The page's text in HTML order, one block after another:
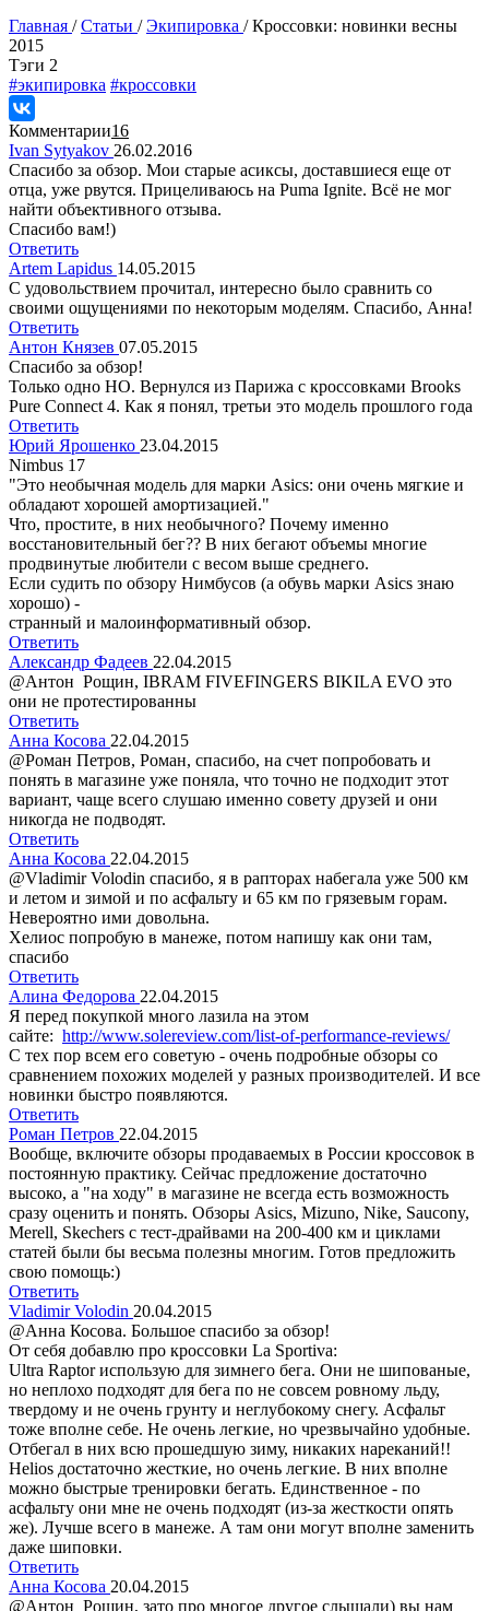
Главная /Статьи /Экипировка /Кроссовки: новинки весны
2015
Tэги 2
#экипировка #кроссовки
Комментарии16
Ivan Sytyakov 26.02.2016
Спасибо за обзор. Мои старые асиксы, доставшиеся еще от
отца, уже рвутся. Прицеливаюсь на Puma Ignite. Всё не мог
найти объективного отзыва.
Спасибо вам!)
Ответить
Artem Lapidus 14.05.2015
C удовольствием прочитал, интересно было сравнить со
своими ощущениями по некоторым моделям. Спасибо, Анна!
Ответить
Антон Князев 07.05.2015
Спасибо за обзор!
Только одно НО. Вернулся из Парижа с кроссовками Brooks
Pure Connect 4. Как я понял, третьи это модель прошлого года
Ответить
Юрий Ярошенко 23.04.2015
Nimbus 17
"Это необычная модель для марки Asiсs: они очень мягкие и
обладают хорошей амортизацией."
Что, простите, в них необычного? Почему именно
восстановительный бег?? В них бегают объемы многие
продвинутые любители с весом выше среднего.
Если судить по обзору Нимбусов (а обувь марки Asics знаю
хорошо) -
странный и малоинформативный обзор.
Ответить
Александр Фадеев 22.04.2015
@Антон Рощин, IBRAM FIVEFINGERS BIKILA EVO это
они не протестированны
Ответить
Анна Косова 22.04.2015
@Роман Петров, Роман, спасибо, на счет попробовать и
понять в магазине уже поняла, что точно не подходит этот
вариант, чаще всего слушаю именно совету друзей и они
никогда не подводят.
Ответить
Анна Косова 22.04.2015
@Vladimir Volodin спасибо, я в рапторах набегала уже 500 км
и летом и зимой и по асфальту и 65 км по грязевым горам.
Невероятно ими довольна.
Хелиос попробую в манеже, потом напишу как они там,
спасибо
Ответить
Алина Федорова 22.04.2015
Я перед покупкой много лазила на этом
сайте: http://www.solereview.com/list-of-performance-reviews/
С тех пор всем его советую - очень подробные обзоры со
сравнением похожих моделей у разных производителей. И все
новинки быстро появляются.
Ответить
Роман Петров 22.04.2015
Вообще, включите обзоры продаваемых в России кроссовок в
постоянную практику. Сейчас предложение достаточно
высоко, а "на ходу" в магазине не всегда есть возможность
сразу оценить и понять. Обзоры Asics, Mizuno, Nike, Saucony,
Merell, Skechers с тест-драйвами на 200-400 км и циклами
статей были бы весьма полезны многим. Готов предложить
свою помощь:)
Ответить
Vladimir Volodin 20.04.2015
@Анна Косова. Большое спасибо за обзор!
От себя добавлю про кроссовки La Sportiva:
Ultra Raptor использую для зимнего бега. Они не шипованые,
но неплохо подходят для бега по не совсем ровному льду,
твердому и не очень грунту и неглубокому снегу. Асфальт
тоже вполне себе. Не очень легкие, но чрезвычайно удобные.
Отбегал в них всю прошедшую зиму, никаких нареканий!!
Helios достаточно жесткие, но очень легкие. В них вполне
можно быстрые тренировки бегать. Единственное - по
асфальту они мне не очень подходят (из-за жесткости опять
же). Лучше всего в манеже. А там они могут вполне заменить
даже шиповки.
Ответить
Анна Косова 20.04.2015
@Антон Рощин, зато про многое другое слышали) вы нам